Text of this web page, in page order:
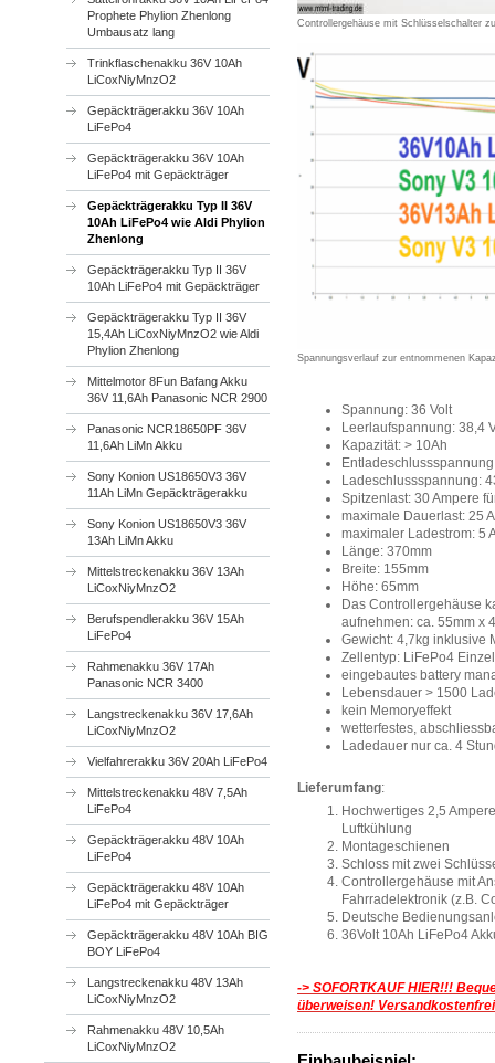
Prophete Phylion Zhenlong
Umbausatz lang
Trinkflaschenakku 36V 10Ah
LiCoxNiyMnzO2
Gepäckträgerakku 36V 10Ah
LiFePo4
Gepäckträgerakku 36V 10Ah
LiFePo4 mit Gepäckträger
Gepäckträgerakku Typ II 36V
10Ah LiFePo4 wie Aldi Phylion
Zhenlong
Gepäckträgerakku Typ II 36V
10Ah LiFePo4 mit Gepäckträger
Gepäckträgerakku Typ II 36V
15,4Ah LiCoxNiyMnzO2 wie Aldi
Phylion Zhenlong
Mittelmotor 8Fun Bafang Akku
36V 11,6Ah Panasonic NCR 2900
Panasonic NCR18650PF 36V
11,6Ah LiMn Akku
Sony Konion US18650V3 36V
11Ah LiMn Gepäckträgerakku
Sony Konion US18650V3 36V
13Ah LiMn Akku
Mittelstreckenakku 36V 13Ah
LiCoxNiyMnzO2
Berufspendlerakku 36V 15Ah
LiFePo4
Rahmenakku 36V 17Ah
Panasonic NCR 3400
Langstreckenakku 36V 17,6Ah
LiCoxNiyMnzO2
Vielfahrerakku 36V 20Ah LiFePo4
Mittelstreckenakku 48V 7,5Ah
LiFePo4
Gepäckträgerakku 48V 10Ah
LiFePo4
Gepäckträgerakku 48V 10Ah
LiFePo4 mit Gepäckträger
Gepäckträgerakku 48V 10Ah BIG
BOY LiFePo4
Langstreckenakku 48V 13Ah
LiCoxNiyMnzO2
Rahmenakku 48V 10,5Ah
LiCoxNiyMnzO2
Controllergehäuse mit Schlüsselschalter
Spannungsverlauf zur entnommenen
Spannung: 36 Volt
Leerlaufspannung: 38,4
Kapazität: > 10Ah
Ladeschlussspannung:
Spitzenlast: 30 Ampere
maximale Dauerlast: 25
maximaler Ladestrom: 5
Länge: 370mm
Breite: 155mm
Höhe: 65mm
Das Controllergehäuse
aufnehmen: ca. 55mm x
Gewicht: 4,7kg inklusive
Zellentyp: LiFePo4
eingebautes battery
Lebensdauer > 1500
kein Memoryeffekt
wetterfestes,
Ladedauer nur ca. 4
Lieferumfang:
Hochwertiges 2,5
Luftkühlung
Montageschienen
Schloss mit zwei
Controllergehäuse mit
Fahrradelektronik (z.B.
Deutsche
36Volt 10Ah LiFePo4
-> SOFORTKAUF HIER!!!
überweisen!